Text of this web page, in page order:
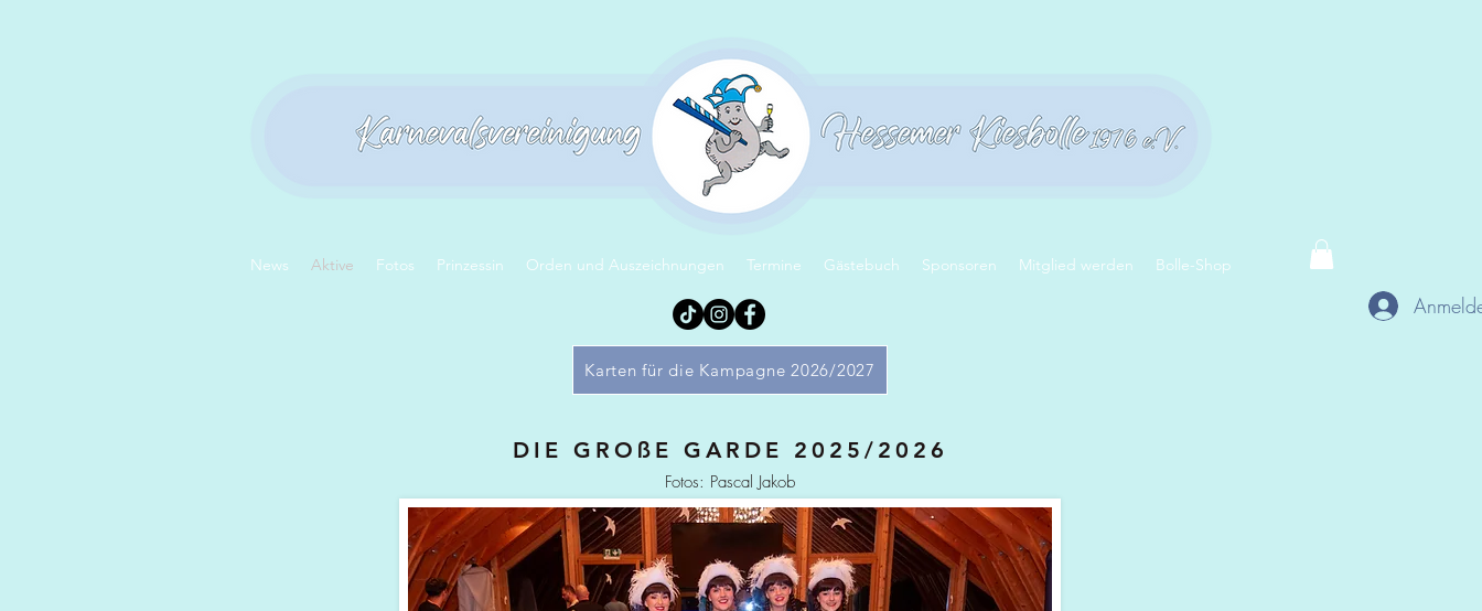
News Aktive Fotos Prinzessin Orden und Auszeichnungen Termine Gästebuch Sponsoren Mitglied werden Bolle-Shop
Karten für die Kampagne 2026/2027
DIE GROßE GARDE 2025/2026
Fotos: Pascal Jakob